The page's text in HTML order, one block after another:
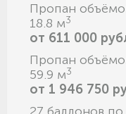
Пропан
18.8 м3
от 611 000
Пропан
59.9 м3
от 1 946 750